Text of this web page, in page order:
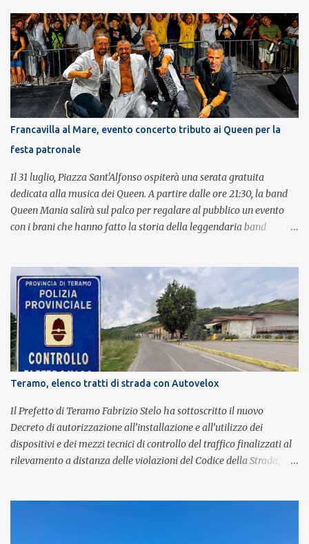
Francavilla al Mare, evento concerto tributo ai Queen per la
festa patronale
Il 31 luglio, Piazza Sant'Alfonso ospiterà una serata gratuita
dedicata alla musica dei Queen. A partire dalle ore 21:30, la band
Queen Mania salirà sul palco per regalare al pubblico un evento
con i brani che hanno fatto la storia della leggendaria band
con grande successo la passione e l'energia del celebre gruppo. Lo
spettacolo si inserisce nell'ambito dei festeggiamenti in onore di
Sant'Alfonso, il santo patrono della città. La formazione sul palco è
composta da Simone Fortuna alla batteria e voce, Fabrizio
Palermo al basso e voce, Tiziano Giampieri alla chitarra e voce, e
Salvo Vinci alla voce. Salvo Vinci è la voce scelta direttamente da
Brian May e Roger Taylor per il musical We Will Rock You.
Teramo, elenco tratti di strada con Autovelox
Il Prefetto di Teramo Fabrizio Stelo ha sottoscritto il nuovo
Decreto di autorizzazione all’installazione e all’utilizzo dei
dispositivi e dei mezzi tecnici di controllo del traffico finalizzati al
rilevamento a distanza delle violazioni del Codice della Strada,